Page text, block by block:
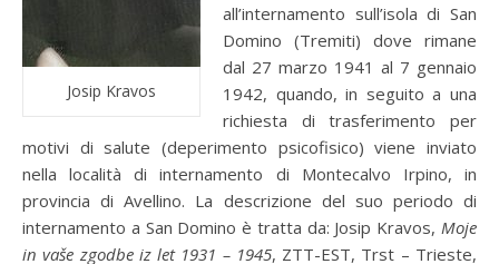
Josip Kravos
all’internamento sull’isola di San
Domino (Tremiti) dove rimane
dal 27 marzo 1941 al 7 gennaio
1942, quando, in seguito a una
richiesta di trasferimento per
motivi di salute (deperimento psicofisico) viene inviato
nella località di internamento di Montecalvo Irpino, in
provincia di Avellino. La descrizione del suo periodo di
internamento a San Domino è tratta da: Josip Kravos, Moje
in vaše zgodbe iz let 1931 – 1945, ZTT-EST, Trst – Trieste,